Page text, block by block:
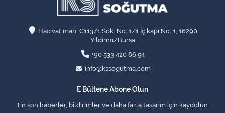
Hacıvat mah. C113/1 Sok. No: 1/1 İç kapı No: 1, 16290
Yıldırım/Bursa
+90 533 420 86 54
info@kssogutma.com
E Bültene Abone Olun
En son haberler, bildirimler ve daha fazla tasarım için kaydolun